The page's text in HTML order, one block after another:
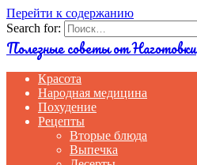
Перейти к содержанию
Search for:
Полезные советы от Наготовки
Красота
Народная медицина
Похудение
Рецепты
Вторые блюда
Выпечка